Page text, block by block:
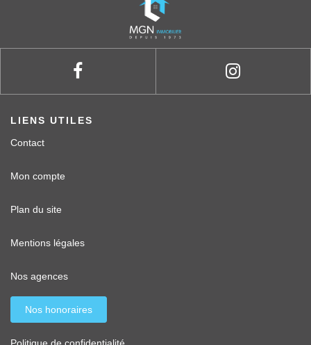
LIENS UTILES
Contact
Mon compte
Plan du site
Mentions légales
Nos agences
Nos honoraires